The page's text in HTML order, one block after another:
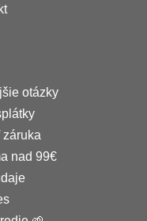
otázky
záruka
nad 99€